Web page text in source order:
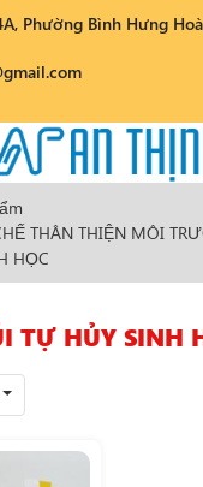
Phường Bình Hưng
THÂN THIỆN MÔI
HỌC
TỰ HỦY SINH